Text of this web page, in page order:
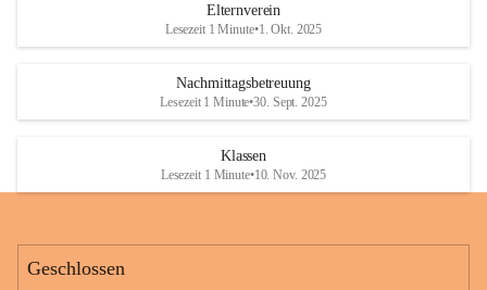
Elternverein
Lesezeit 1 Minute•1. Okt. 2025
Nachmittagsbetreuung
Lesezeit 1 Minute•30. Sept. 2025
Klassen
Lesezeit 1 Minute•10. Nov. 2025
Geschlossen